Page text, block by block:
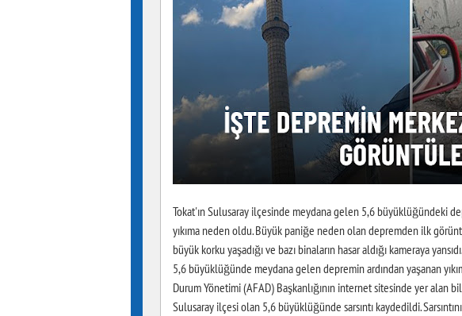
Tokat'ın Sulusaray ilçesinde meydana gelen 5,6 büyüklüğündeki
yıkıma neden oldu. Büyük paniğe neden olan depremden ilk
büyük korku yaşadığı ve bazı binaların hasar aldığı kameraya
5,6 büyüklüğünde meydana gelen depremin ardından yaşanan
Durum Yönetimi (AFAD) Başkanlığının internet sitesinde yer alan
Sulusaray ilçesi olan 5,6 büyüklüğünde sarsıntı kaydedildi.